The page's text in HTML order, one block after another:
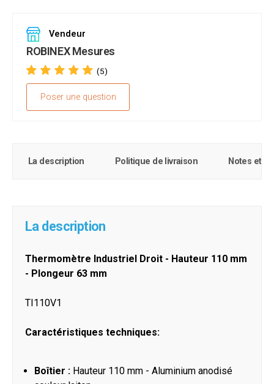
Vendeur
ROBINEX Mesures
(5)
Poser une question
La description Politique de livraison Notes et
La description
Thermomètre Industriel Droit - Hauteur 110 mm
- Plongeur 63 mm
TI110V1
Caractéristiques techniques:
Boîtier : Hauteur 110 mm - Aluminium anodisé